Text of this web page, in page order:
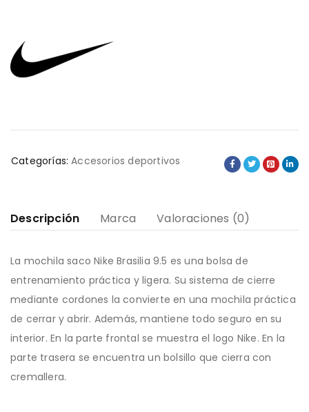
Categorías: Accesorios deportivos
Descripción Marca Valoraciones (0)
La mochila saco Nike Brasilia 9.5 es una bolsa de
entrenamiento práctica y ligera. Su sistema de cierre
mediante cordones la convierte en una mochila práctica
de cerrar y abrir. Además, mantiene todo seguro en su
interior. En la parte frontal se muestra el logo Nike. En la
parte trasera se encuentra un bolsillo que cierra con
cremallera.